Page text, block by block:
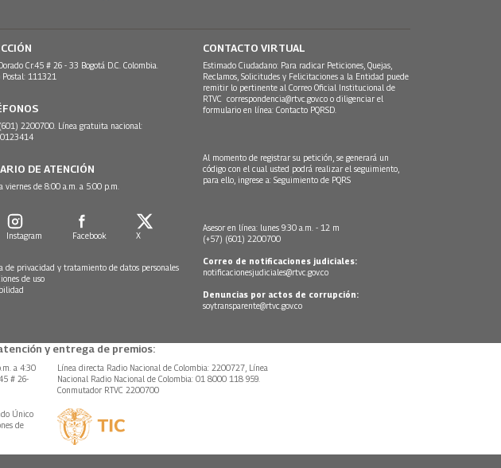
Cr.45 # 26 - 33 Bogotá D.C. Colombia.
Postal: 111321
2200700. Línea gratuita nacional:
DE ATENCIÓN
a viernes de 8:00 a.m. a 5:00 p.m.
Instagram Facebook X
de privacidad y tratamiento de datos personales
de uso
CONTACTO VIRTUAL
Estimado Ciudadano: Para radicar Peticiones, Quejas,
Reclamos, Solicitudes y Felicitaciones a la Entidad puede
remitir lo pertinente al Correo Oficial Institucional de
RTVC correspondencia@rtvc.gov.co o diligenciar el
formulario en línea: Contacto PQRSD.
Al momento de registrar su petición, se generará un
código con el cual usted podrá realizar el seguimiento,
para ello, ingrese a: Seguimiento de PQRS
Asesor en línea: lunes 9:30 a.m. - 12 m
(+57) (601) 2200700
Correo de notificaciones judiciales:
notificacionesjudiciales@rtvc.gov.co
Denuncias por actos de corrupción:
soytransparente@rtvc.gov.co
y entrega de premios:
a 4:30
# 26-
Línea directa Radio Nacional de Colombia: 2200727, Línea
Nacional Radio Nacional de Colombia: 01 8000 118 959.
Conmutador RTVC 2200700
Único
de